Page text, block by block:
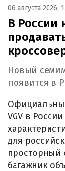
06 августа 2026,
В России
Новый
появится в
VGV в
для
просторный
багажник